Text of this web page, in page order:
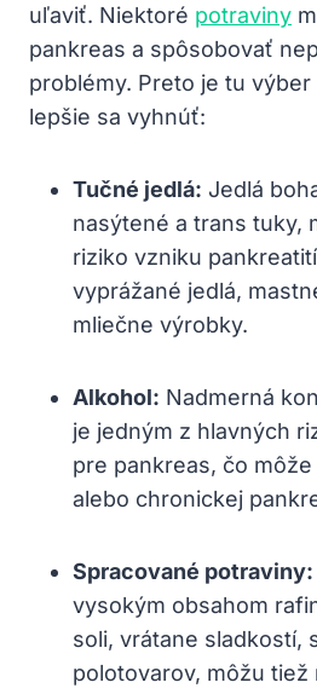
uľaviť. Niektoré potraviny
pankreas a spôsobovať
problémy.‌ Preto je tu
lepšie sa vyhnúť:
Tučné jedlá: Jedlá
nasýtené a trans tuky,
⁣riziko vzniku
vyprážané jedlá,
mliečne výrobky.
Alkohol: Nadmerná
je jedným z hlavných
pre pankreas, čo
alebo ⁤chronickej
Spracované potraviny:
vysokým obsahom
soli, vrátane ​sladkostí,⁤
polotovarov, ‍môžu tiež